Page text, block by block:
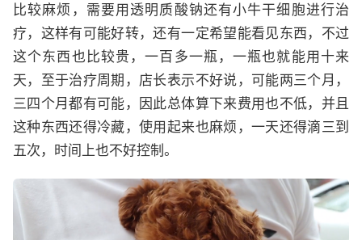
比较麻烦，需要用透明质酸钠还有小牛干细胞进行治
疗，这样有可能好转，还有一定希望能看见东西，不过
这个东西也比较贵，一百多一瓶，一瓶也就能用十来
天，至于治疗周期，店长表示不好说，可能两三个月，
三四个月都有可能，因此总体算下来费用也不低，并且
这种东西还得冷藏，使用起来也麻烦，一天还得滴三到
五次，时间上也不好控制。